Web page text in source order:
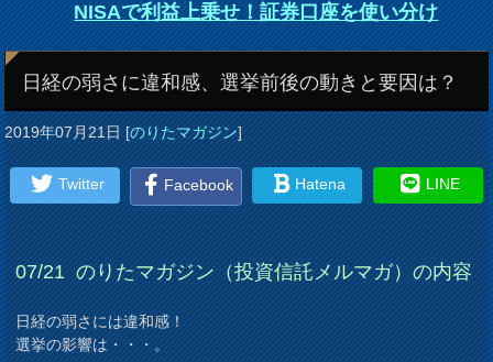
NISAで利益上乗せ！証券口座を使い分け
日経の弱さに違和感、選挙前後の動きと要因は？
2019年07月21日[のりたマガジン]
Twitter Facebook Hatena LINE
07/21 のりたマガジン（投資信託メルマガ）の内容
日経の弱さには違和感！
選挙の影響は・・・。